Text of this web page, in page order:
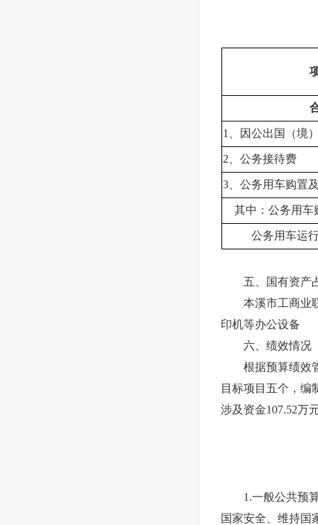
1、因公出国（境
2、公务接待费
3、公务用车购置
其中：公务用车
公务用车运
五、国有资产
本溪市工商业联
印机等办公设备
六、绩效情况
根据预算绩效管
目标项目五个，编
涉及资金107.52万
1.一般公共预算
国家安全、维持国